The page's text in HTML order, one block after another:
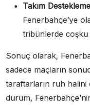
Takım
Fenerbahçe’ye
tribünlerde coşku
Sonuç olarak,
sadece maçların
taraftarların ruh
durum,